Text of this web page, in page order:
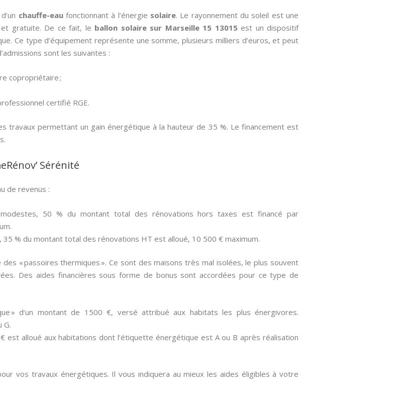
chauffe-eaufonctionnant à l’énergie solaire. Le rayonnement du soleil est une
et gratuite. De ce fait, le ballon solaire sur Marseille 15 13015est un dispositif
Ce type d’équipement représente une somme, plusieurs milliers d’euros, et peut
sont les suivantes :
copropriétaire ;
certifié RGE.
travaux permettant un gain énergétique à la hauteur de 35 %. Le financement est
Sérénité
de revenus :
50 % du montant total des rénovations hors taxes est financé par
% du montant total des rénovations HT est alloué, 10 500 € maximum.
« passoires thermiques ». Ce sont des maisons très mal isolées, le plus souvent
Des aides financières sous forme de bonus sont accordées pour ce type de
» d’un montant de 1500 €, versé attribué aux habitats les plus énergivores.
G.
€ est alloué aux habitations dont l’étiquette énergétique est A ou B après réalisation
vos travaux énergétiques. Il vous indiquera au mieux les aides éligibles à votre